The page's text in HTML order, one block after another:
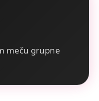
meču grupne